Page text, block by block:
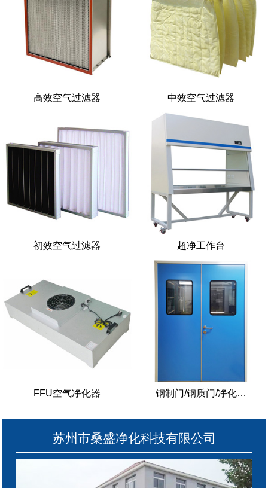
高效空气过滤器 中效空气过滤器
初效空气过滤器 超净工作台
FFU空气净化器 钢制门/钢质门/净化…
苏州市桑盛净化科技有限公司